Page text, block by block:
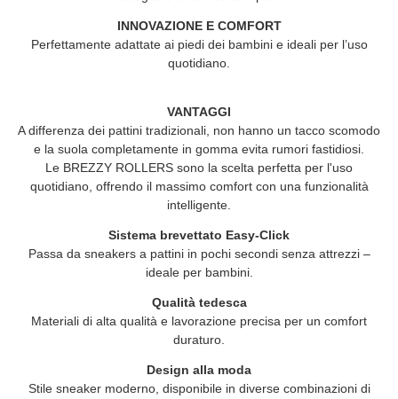
INNOVAZIONE E COMFORT
Perfettamente adattate ai piedi dei bambini e ideali per l’uso
quotidiano.
VANTAGGI
A differenza dei pattini tradizionali, non hanno un tacco scomodo
e la suola completamente in gomma evita rumori fastidiosi.
Le BREZZY ROLLERS sono la scelta perfetta per l'uso
quotidiano, offrendo il massimo comfort con una funzionalità
intelligente.
Sistema brevettato Easy-Click
Passa da sneakers a pattini in pochi secondi senza attrezzi –
ideale per bambini.
Qualità tedesca
Materiali di alta qualità e lavorazione precisa per un comfort
duraturo.
Design alla moda
Stile sneaker moderno, disponibile in diverse combinazioni di